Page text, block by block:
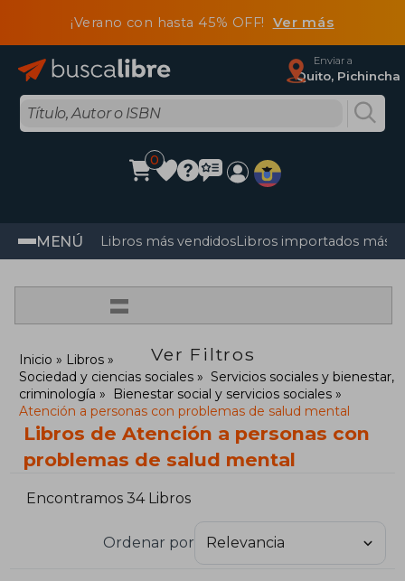
¡Verano con hasta 45% OFF! Ver más
Enviar a
Quito, Pichincha
0
MENÚ Libros más vendidosLibros importados más
=
Ver Filtros
Inicio
Libros
Sociedad y ciencias sociales
Servicios sociales y bienestar,
criminología
Bienestar social y servicios sociales
Atención a personas con problemas de salud mental
Libros de Atención a personas con
problemas de salud mental
Encontramos 34 Libros
Ordenar por